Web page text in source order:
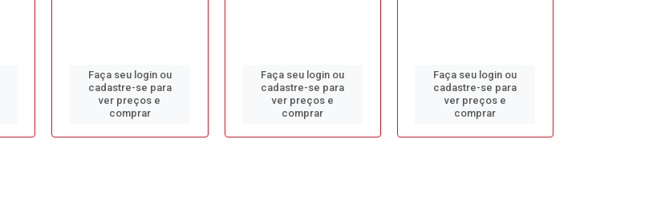
Faça seu login ou
cadastre-se para
ver preços e
comprar
Faça seu login ou
cadastre-se para
ver preços e
comprar
Faça seu login ou
cadastre-se para
ver preços e
comprar